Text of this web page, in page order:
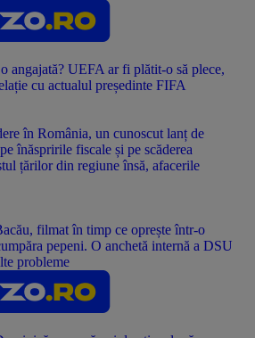
angajată? UEFA ar fi plătit-o să plece,
cu actualul președinte FIFA
în România, un cunoscut lanț de
înăspririle fiscale și pe scăderea
țărilor din regiune însă, afacerile
filmat în timp ce oprește într-o
pepeni. O anchetă internă a DSU
probleme